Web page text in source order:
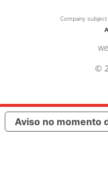
Company
©
Aviso no momento